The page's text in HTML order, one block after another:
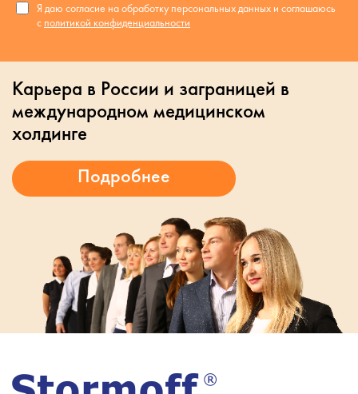
Я даю согласие на обработку персональных данных и соглашаюсь
с политикой конфиденциальности
Карьера в России и заграницей в
международном медицинском
холдинге